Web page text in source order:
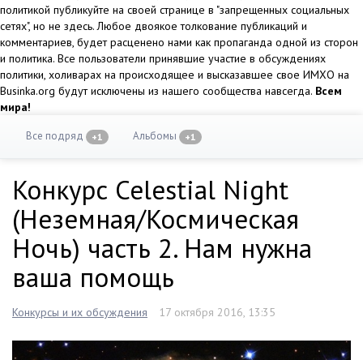
политикой публикуйте на своей странице в "запрещенных социальных
сетях", но не здесь. Любое двоякое толкование публикаций и
комментариев, будет расценено нами как пропаганда одной из сторон
и политика. Все пользователи принявшие участие в обсуждениях
политики, холиварах на происходящее и высказавшее свое ИМХО на
Businka.org будут исключены из нашего сообщества навсегда. Всем
мира!
Все подряд +1 Альбомы +1
Конкурс Celestial Night
(Неземная/Космическая
Ночь) часть 2. Нам нужна
ваша помощь
Конкурсы и их обсуждения 17 октября 2016, 13:35